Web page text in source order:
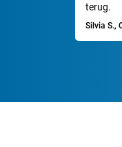
terug.
Silvia S.,